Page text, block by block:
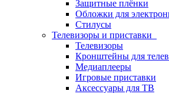
Защитные плёнки
Обложки для
Стилусы
Телевизоры и приставки
Телевизоры
Кронштейны для
Медиаплееры
Игровые приставки
Аксессуары для ТВ